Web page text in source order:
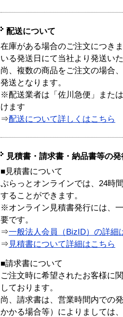
配送について
在庫がある場合のご注文につき
いる発送日にて当社より発送い
尚、複数の商品をご注文の場合
発送となります。
※配送業者は「佐川急便」また
けます
⇒配送について詳しくはこちら
見積書・請求書・納品書等の
■見積書について
ぷらっとオンラインでは、24時
することができます。
※オンライン見積書発行には、
要です。
⇒一般法人会員（BizID）の詳細
⇒ 見積書について詳細はこちら
■請求書について
ご注文時に希望されたお客様に
しております。
尚、請求書は、営業時間内での
かかる場合等）によりましては